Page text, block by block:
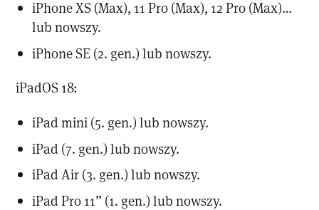
iPhone XS (Max), 11 Pro (Max), 12 Pro (Max)…
lub nowszy.
iPhone SE (2. gen.) lub nowszy.
iPadOS 18:
iPad mini (5. gen.) lub nowszy.
iPad (7. gen.) lub nowszy.
iPad Air (3. gen.) lub nowszy.
iPad Pro 11” (1. gen.) lub nowszy.